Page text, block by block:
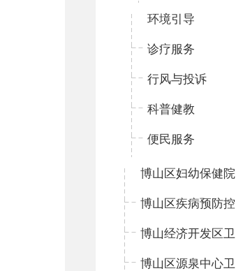
环境引导
诊疗服务
行风与投诉
科普健教
便民服务
博山区妇幼保健院